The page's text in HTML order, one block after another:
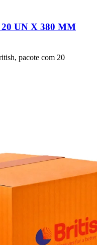
UN X 380 MM
pacote com 20